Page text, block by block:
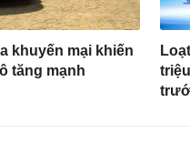
khuyến mại khiến
tăng mạnh